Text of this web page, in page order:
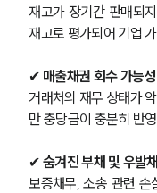
뉴
재고가 장기간 판매되
재고로 평가되어 기업
✔ 매출채권 회수 가능
거래처의 재무 상태가
만 충당금이 충분히 반
✔ 숨겨진 부채 및 우발
보증채무, 소송 관련 손